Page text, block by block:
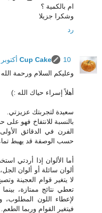
ام بالكمية ؟
وشكرا جزيلا
رد
Cup Cake
10 أكتوبر 2012 في 12:09 م
وعليكم السلام ورحمة الله
أهلاً إسراء حياك الله :)
سعيدة لتجربتك عزيزتي.
بالنسبة للانتفاخ فهو
الفرن في الدقائق
حسب الوصفة قد يهبط
أما الألوان إذا أردتي
ألوان سائلة أو ألوان
لا يتغير قوام العجينة
تعطي نتائج ممتازة،
لإعطاء اللون المطلوب،
فيتغير القوام وربما الطعم.